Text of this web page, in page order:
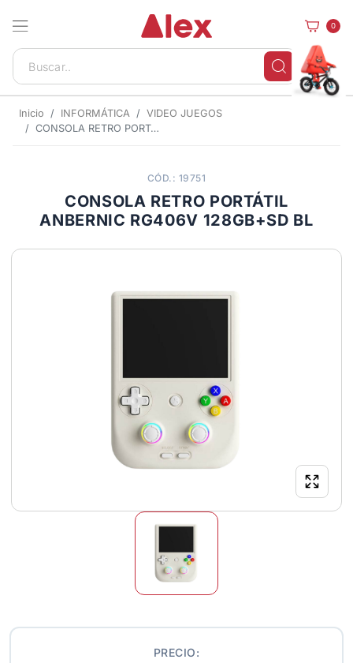
0
Inicio INFORMÁTICA
VIDEO JUEGOS
CONSOLA RETRO PORTÁTIL ANBERNIC RG406V 128GB+SD BL
CÓD.: 19751
CONSOLA RETRO PORTÁTIL
ANBERNIC RG406V 128GB+SD BL
PRECIO: